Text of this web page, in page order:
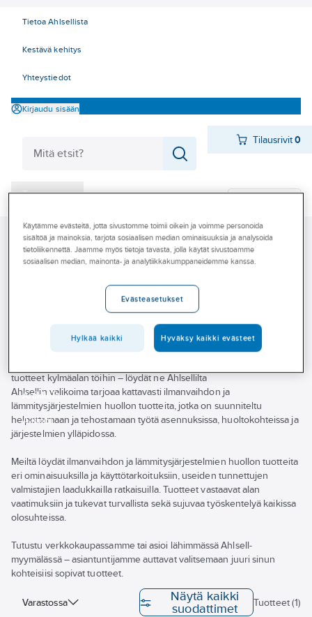
Tietoa Ahlsellista
Kestävä kehitys
Yhteystiedot
Kirjaudu sisään
Tilausrivit 0
Tuotteet
Myymälät
Asioi meillä
Artikkelit
A-klubi
Ahlsell Tuotteet Kylmä Huoltolaitteet, työkalut Hitsaus
tuotteet kylmäalan töihin – löydät ne Ahlsellilta
Ahlsellin valikoima tarjoaa kattavasti ilmanvaihdon ja
lämmitysjärjestelmien huollon tuotteita, jotka on suunniteltu
helpottamaan ja tehostamaan työtä asennuksissa, huoltokohteissa ja
järjestelmien ylläpidossa.
Meiltä löydät ilmanvaihdon ja lämmitysjärjestelmien huollon tuotteita
eri ominaisuuksilla ja käyttötarkoituksiin, useiden tunnettujen
valmistajien laadukkailla ratkaisuilla. Tuotteet vastaavat alan
vaatimuksiin ja tukevat turvallista sekä sujuvaa työskentelyä kaikissa
olosuhteissa.
Tutustu verkkokaupassamme tai asioi lähimmässä Ahlsell-
myymälässä – asiantuntijamme auttavat valitsemaan juuri sinun
kohteisiisi sopivat tuotteet.
Varastossa
Näytä kaikki
suodattimet
Tuotteet (1)
Käytämme evästeitä, jotta sivustomme toimii oikein ja voimme personoida
sisältöä ja mainoksia, tarjota sosiaalisen median ominaisuuksia ja analysoida
tietoliikennettä. Jaamme myös tietoja tavasta, jolla käytät sivustoamme
sosiaalisen median, mainonta- ja analytiikkakumppaneidemme kanssa.
Evästeasetukset
Hylkää kaikki Hyväksy kaikki evästeet